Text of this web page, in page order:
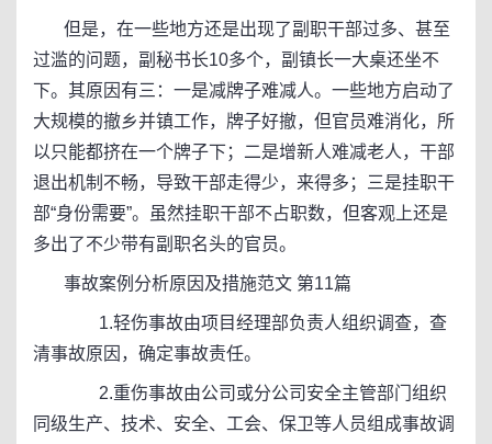
但是，在一些地方还是出现了副职干部过多、甚至
过滥的问题，副秘书长10多个，副镇长一大桌还坐不
下。其原因有三：一是减牌子难减人。一些地方启动了
大规模的撤乡并镇工作，牌子好撤，但官员难消化，所
以只能都挤在一个牌子下；二是增新人难减老人，干部
退出机制不畅，导致干部走得少，来得多；三是挂职干
部“身份需要”。虽然挂职干部不占职数，但客观上还是
多出了不少带有副职名头的官员。
事故案例分析原因及措施范文 第11篇
1.轻伤事故由项目经理部负责人组织调查，查
清事故原因，确定事故责任。
2.重伤事故由公司或分公司安全主管部门组织
同级生产、技术、安全、工会、保卫等人员组成事故调